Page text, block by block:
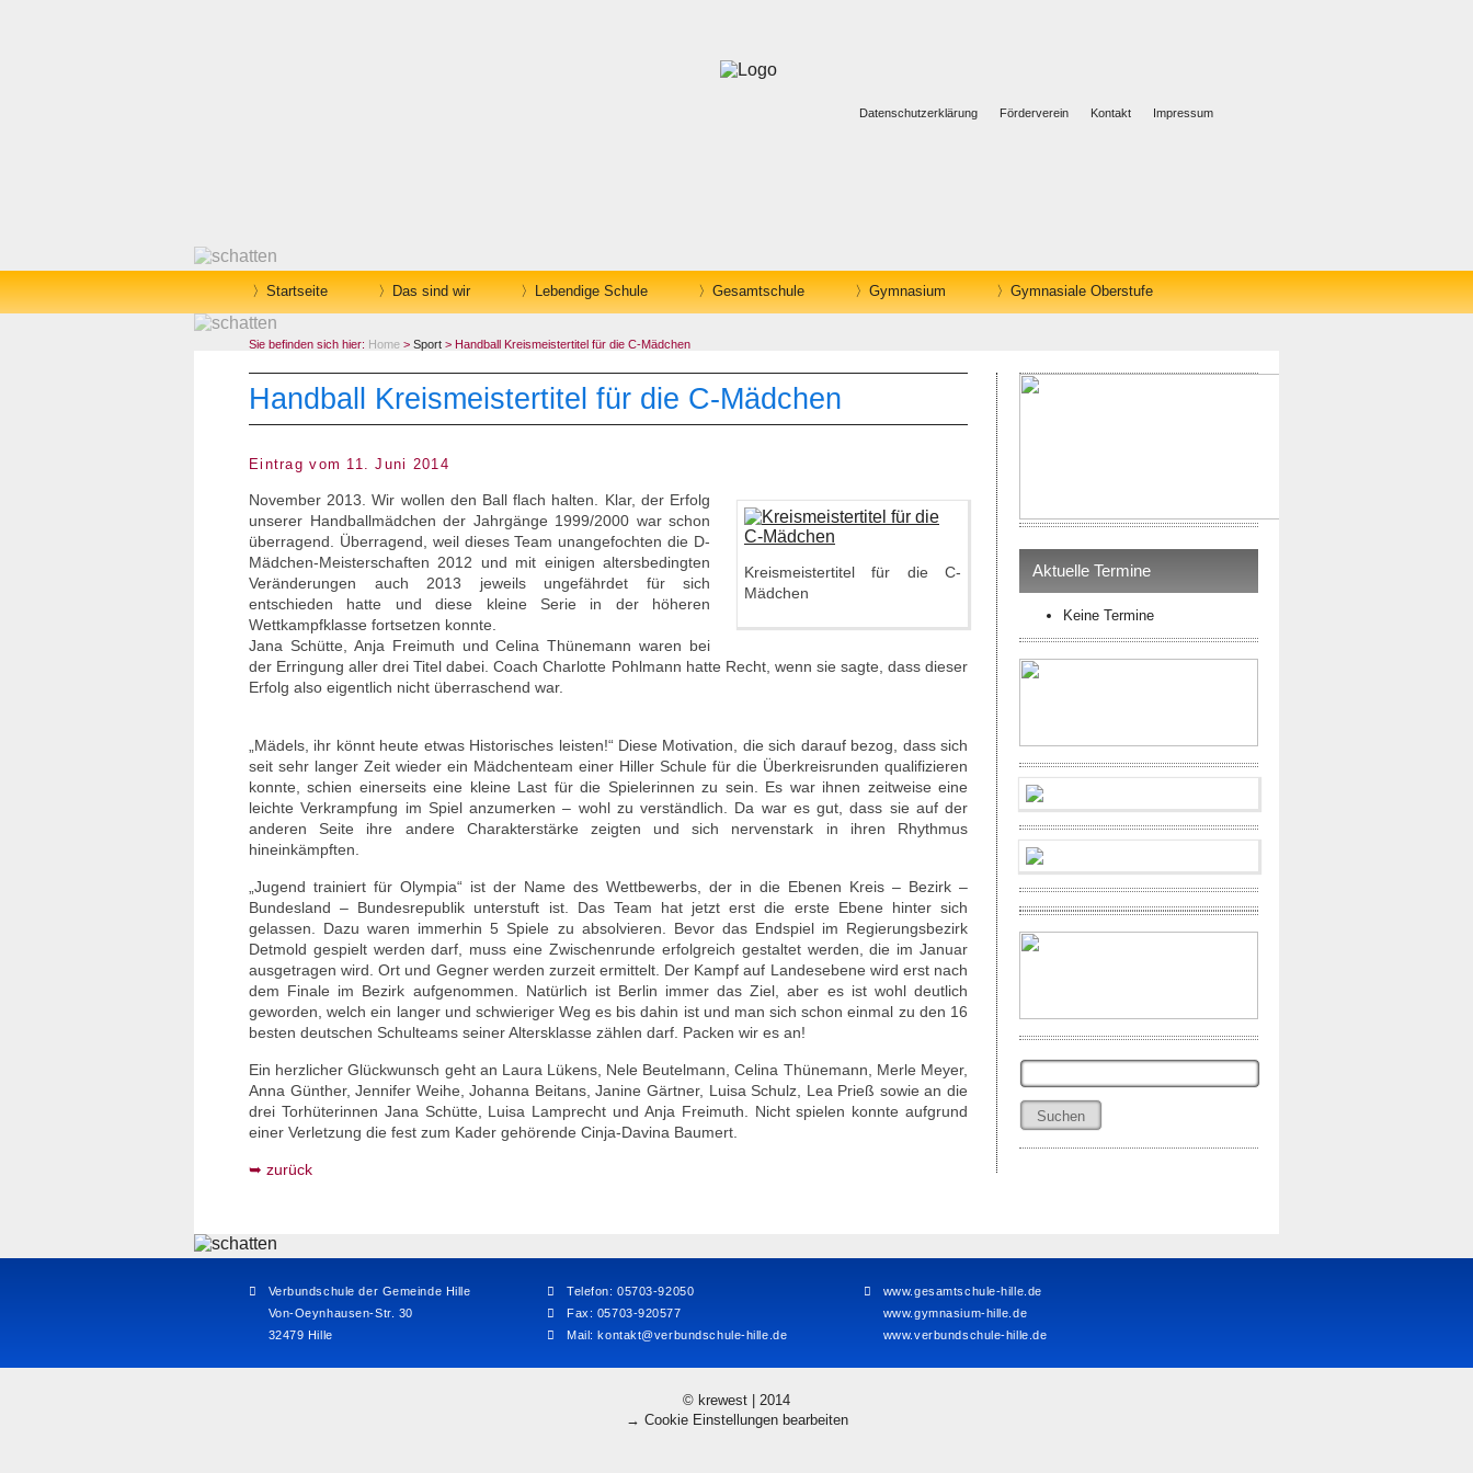
Impressum
Kontakt
Förderverein
Datenschutzerklärung
Startseite Das sind wir Lebendige Schule Gesamtschule Gymnasium Gymnasiale Oberstufe
Sie befinden sich hier: Home > Sport > Handball Kreismeistertitel für die C-Mädchen
Handball Kreismeistertitel für die C-Mädchen
Eintrag vom 11. Juni 2014
Kreismeistertitel für die C-
Mädchen
November 2013. Wir wollen den Ball flach halten. Klar, der Erfolg
unserer Handballmädchen der Jahrgänge 1999/2000 war schon
überragend. Überragend, weil dieses Team unangefochten die D-
Mädchen-Meisterschaften 2012 und mit einigen altersbedingten
Veränderungen auch 2013 jeweils ungefährdet für sich
entschieden hatte und diese kleine Serie in der höheren
Wettkampfklasse fortsetzen konnte.
Jana Schütte, Anja Freimuth und Celina Thünemann waren bei
der Erringung aller drei Titel dabei. Coach Charlotte Pohlmann hatte Recht, wenn sie sagte, dass dieser
Erfolg also eigentlich nicht überraschend war.
„Mädels, ihr könnt heute etwas Historisches leisten!“ Diese Motivation, die sich darauf bezog, dass sich
seit sehr langer Zeit wieder ein Mädchenteam einer Hiller Schule für die Überkreisrunden qualifizieren
konnte, schien einerseits eine kleine Last für die Spielerinnen zu sein. Es war ihnen zeitweise eine
leichte Verkrampfung im Spiel anzumerken – wohl zu verständlich. Da war es gut, dass sie auf der
anderen Seite ihre andere Charakterstärke zeigten und sich nervenstark in ihren Rhythmus
hineinkämpften.
„Jugend trainiert für Olympia“ ist der Name des Wettbewerbs, der in die Ebenen Kreis – Bezirk –
Bundesland – Bundesrepublik unterstuft ist. Das Team hat jetzt erst die erste Ebene hinter sich
gelassen. Dazu waren immerhin 5 Spiele zu absolvieren. Bevor das Endspiel im Regierungsbezirk
Detmold gespielt werden darf, muss eine Zwischenrunde erfolgreich gestaltet werden, die im Januar
ausgetragen wird. Ort und Gegner werden zurzeit ermittelt. Der Kampf auf Landesebene wird erst nach
dem Finale im Bezirk aufgenommen. Natürlich ist Berlin immer das Ziel, aber es ist wohl deutlich
geworden, welch ein langer und schwieriger Weg es bis dahin ist und man sich schon einmal zu den 16
besten deutschen Schulteams seiner Altersklasse zählen darf. Packen wir es an!
Ein herzlicher Glückwunsch geht an Laura Lükens, Nele Beutelmann, Celina Thünemann, Merle Meyer,
Anna Günther, Jennifer Weihe, Johanna Beitans, Janine Gärtner, Luisa Schulz, Lea Prieß sowie an die
drei Torhüterinnen Jana Schütte, Luisa Lamprecht und Anja Freimuth. Nicht spielen konnte aufgrund
einer Verletzung die fest zum Kader gehörende Cinja-Davina Baumert.
zurück
Aktuelle Termine
Keine Termine
Suchen
Verbundschule der Gemeinde Hille
Von-Oeynhausen-Str. 30
32479 Hille
Telefon: 05703-92050
Fax: 05703-920577
Mail:kontakt@verbundschule-hille.de
www.gesamtschule-hille.de
www.gymnasium-hille.de
www.verbundschule-hille.de
© krewest | 2014
→ Cookie Einstellungen bearbeiten